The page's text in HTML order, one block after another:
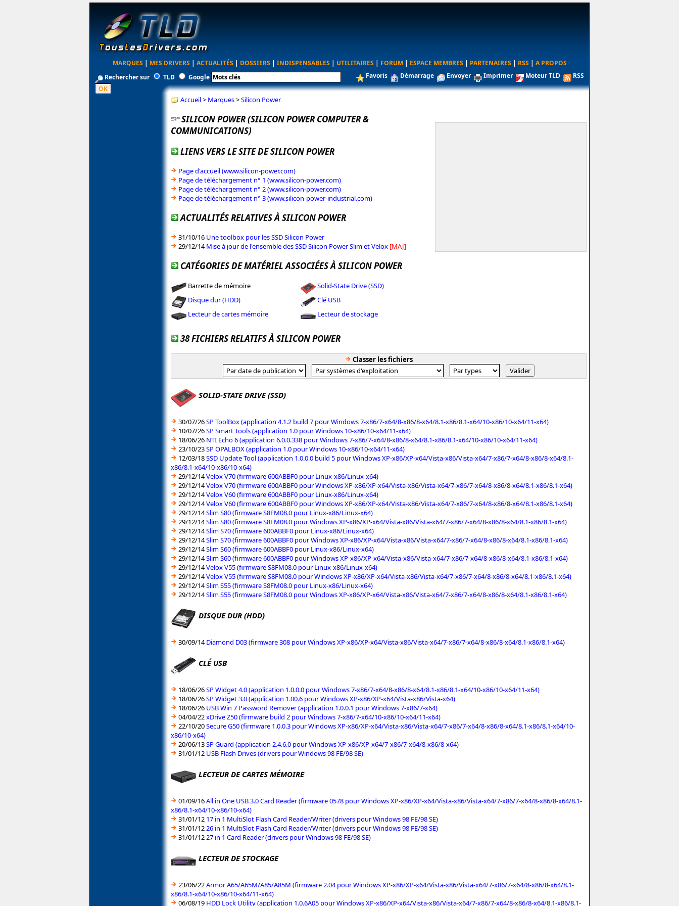
MARQUES | MES DRIVERS | ACTUALITÉS | DOSSIERS | INDISPENSABLES | UTILITAIRES | FORUM | ESPACE MEMBRES | PARTENAIRES | RSS | A PROPOS
Rechercher sur
TLD Google Favoris Démarrage Envoyer Imprimer Moteur TLD RSS
Accueil> Marques>Silicon Power
SILICON POWER (SILICON POWER COMPUTER &
COMMUNICATIONS)
LIENS VERS LE SITE DE SILICON POWER
Page d'accueil (www.silicon-power.com)
Page de téléchargement n° 1 (www.silicon-power.com)
Page de téléchargement n° 2 (www.silicon-power.com)
Page de téléchargement n° 3 (www.silicon-power-industrial.com)
ACTUALITÉS RELATIVES À SILICON POWER
31/10/16 Une toolbox pour les SSD Silicon Power
29/12/14Mise à jour de l'ensemble des SSD Silicon Power Slim et Velox [MAJ]
CATÉGORIES DE MATÉRIEL ASSOCIÉES À SILICON POWER
Barrette de mémoire
Solid-State Drive (SSD)
Disque dur (HDD)
Clé USB
Lecteur de cartes mémoire
Lecteur de stockage
38 FICHIERS RELATIFS À SILICON POWER
Classer les fichiers
SOLID-STATE DRIVE (SSD)
30/07/26SP ToolBox (application 4.1.2 build 7 pour Windows 7-x86/7-x64/8-x86/8-x64/8.1-x86/8.1-x64/10-x86/10-x64/11-x64)
10/07/26SP Smart Tools (application 1.0 pour Windows 10-x86/10-x64/11-x64)
18/06/26 NTI Echo 6 (application 6.0.0.338 pour Windows 7-x86/7-x64/8-x86/8-x64/8.1-x86/8.1-x64/10-x86/10-x64/11-x64)
23/10/23SP OPALBOX (application 1.0 pour Windows 10-x86/10-x64/11-x64)
12/03/18SSD Update Tool (application 1.0.0.0 build 5 pour Windows XP-x86/XP-x64/Vista-x86/Vista-x64/7-x86/7-x64/8-x86/8-x64/8.1-
x86/8.1-x64/10-x86/10-x64)
29/12/14Velox V70 (firmware 600ABBF0 pour Linux-x86/Linux-x64)
29/12/14Velox V70 (firmware 600ABBF0 pour Windows XP-x86/XP-x64/Vista-x86/Vista-x64/7-x86/7-x64/8-x86/8-x64/8.1-x86/8.1-x64)
29/12/14Velox V60 (firmware 600ABBF0 pour Linux-x86/Linux-x64)
29/12/14Velox V60 (firmware 600ABBF0 pour Windows XP-x86/XP-x64/Vista-x86/Vista-x64/7-x86/7-x64/8-x86/8-x64/8.1-x86/8.1-x64)
29/12/14Slim S80 (firmware S8FM08.0 pour Linux-x86/Linux-x64)
29/12/14Slim S80 (firmware S8FM08.0 pour Windows XP-x86/XP-x64/Vista-x86/Vista-x64/7-x86/7-x64/8-x86/8-x64/8.1-x86/8.1-x64)
29/12/14Slim S70 (firmware 600ABBF0 pour Linux-x86/Linux-x64)
29/12/14Slim S70 (firmware 600ABBF0 pour Windows XP-x86/XP-x64/Vista-x86/Vista-x64/7-x86/7-x64/8-x86/8-x64/8.1-x86/8.1-x64)
29/12/14Slim S60 (firmware 600ABBF0 pour Linux-x86/Linux-x64)
29/12/14Slim S60 (firmware 600ABBF0 pour Windows XP-x86/XP-x64/Vista-x86/Vista-x64/7-x86/7-x64/8-x86/8-x64/8.1-x86/8.1-x64)
29/12/14Velox V55 (firmware S8FM08.0 pour Linux-x86/Linux-x64)
29/12/14Velox V55 (firmware S8FM08.0 pour Windows XP-x86/XP-x64/Vista-x86/Vista-x64/7-x86/7-x64/8-x86/8-x64/8.1-x86/8.1-x64)
29/12/14Slim S55 (firmware S8FM08.0 pour Linux-x86/Linux-x64)
29/12/14Slim S55 (firmware S8FM08.0 pour Windows XP-x86/XP-x64/Vista-x86/Vista-x64/7-x86/7-x64/8-x86/8-x64/8.1-x86/8.1-x64)
DISQUE DUR (HDD)
30/09/14Diamond D03 (firmware 308 pour Windows XP-x86/XP-x64/Vista-x86/Vista-x64/7-x86/7-x64/8-x86/8-x64/8.1-x86/8.1-x64)
CLÉ USB
18/06/26SP Widget 4.0 (application 1.0.0.0 pour Windows 7-x86/7-x64/8-x86/8-x64/8.1-x86/8.1-x64/10-x86/10-x64/11-x64)
18/06/26SP Widget 3.0 (application 1.00.6 pour Windows XP-x86/XP-x64/Vista-x86/Vista-x64)
18/06/26 USB Win 7 Password Remover (application 1.0.0.1 pour Windows 7-x86/7-x64)
04/04/22xDrive Z50 (firmware build 2 pour Windows 7-x86/7-x64/10-x86/10-x64/11-x64)
22/10/20Secure G50 (firmware 1.0.0.3 pour Windows XP-x86/XP-x64/Vista-x86/Vista-x64/7-x86/7-x64/8-x86/8-x64/8.1-x86/8.1-x64/10-
x86/10-x64)
20/06/13SP Guard (application 2.4.6.0 pour Windows XP-x86/XP-x64/7-x86/7-x64/8-x86/8-x64)
31/01/12 USB Flash Drives (drivers pour Windows 98 FE/98 SE)
LECTEUR DE CARTES MÉMOIRE
01/09/16All in One USB 3.0 Card Reader (firmware 0578 pour Windows XP-x86/XP-x64/Vista-x86/Vista-x64/7-x86/7-x64/8-x86/8-x64/8.1-
x86/8.1-x64/10-x86/10-x64)
31/01/12 17 in 1 MultiSlot Flash Card Reader/Writer (drivers pour Windows 98 FE/98 SE)
31/01/12 26 in 1 MultiSlot Flash Card Reader/Writer (drivers pour Windows 98 FE/98 SE)
31/01/12 27 in 1 Card Reader (drivers pour Windows 98 FE/98 SE)
LECTEUR DE STOCKAGE
23/06/22Armor A65/A65M/A85/A85M (firmware 2.04 pour Windows XP-x86/XP-x64/Vista-x86/Vista-x64/7-x86/7-x64/8-x86/8-x64/8.1-
x86/8.1-x64/10-x86/10-x64/11-x64)
06/08/19 HDD Lock Utility (application 1.0.6A05 pour Windows XP-x86/XP-x64/Vista-x86/Vista-x64/7-x86/7-x64/8-x86/8-x64/8.1-x86/8.1-